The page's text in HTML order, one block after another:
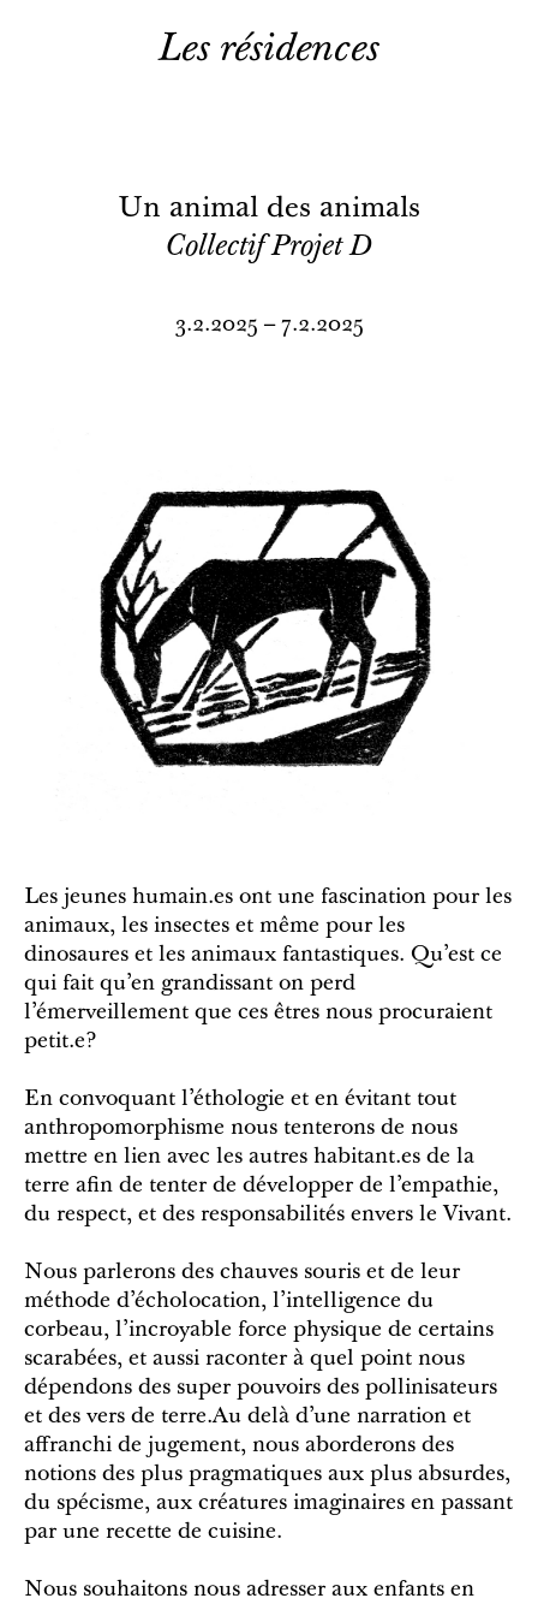
Les résidences
Un animal des animals
Collectif Projet D
3.2.2025 – 7.2.2025
Les jeunes humain.es ont une fascination pour les
animaux, les insectes et même pour les
dinosaures et les animaux fantastiques. Qu’est ce
qui fait qu’en grandissant on perd
l’émerveillement que ces êtres nous procuraient
petit.e?
En convoquant l’éthologie et en évitant tout
anthropomorphisme nous tenterons de nous
mettre en lien avec les autres habitant.es de la
terre afin de tenter de développer de l’empathie,
du respect, et des responsabilités envers le Vivant.
Nous parlerons des chauves souris et de leur
méthode d’écholocation, l’intelligence du
corbeau, l’incroyable force physique de certains
scarabées, et aussi raconter à quel point nous
dépendons des super pouvoirs des pollinisateurs
et des vers de terre.Au delà d’une narration et
affranchi de jugement, nous aborderons des
notions des plus pragmatiques aux plus absurdes,
du spécisme, aux créatures imaginaires en passant
par une recette de cuisine.
Nous souhaitons nous adresser aux enfants en